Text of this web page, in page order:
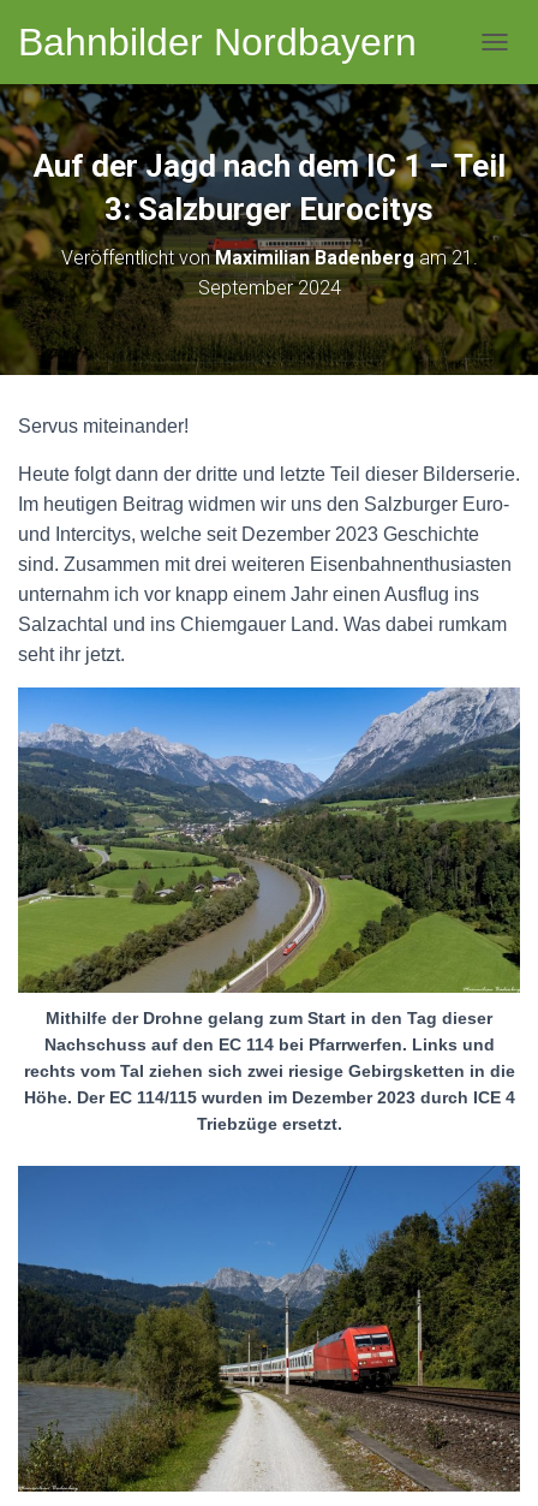
Bahnbilder Nordbayern
Auf der Jagd nach dem IC 1 – Teil
3: Salzburger Eurocitys
Veröffentlicht vonMaximilian Badenbergam21.
September 2024
Servus miteinander!
Heute folgt dann der dritte und letzte Teil dieser Bilderserie.
Im heutigen Beitrag widmen wir uns den Salzburger Euro-
und Intercitys, welche seit Dezember 2023 Geschichte
sind. Zusammen mit drei weiteren Eisenbahnenthusiasten
unternahm ich vor knapp einem Jahr einen Ausflug ins
Salzachtal und ins Chiemgauer Land. Was dabei rumkam
seht ihr jetzt.
Mithilfe der Drohne gelang zum Start in den Tag dieser
Nachschuss auf den EC 114 bei Pfarrwerfen. Links und
rechts vom Tal ziehen sich zwei riesige Gebirgsketten in die
Höhe. Der EC 114/115 wurden im Dezember 2023 durch ICE 4
Triebzüge ersetzt.